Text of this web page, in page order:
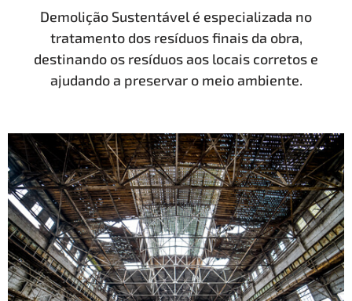
Demolição Sustentável é especializada no
tratamento dos resíduos finais da obra,
destinando os resíduos aos locais corretos e
ajudando a preservar o meio ambiente.